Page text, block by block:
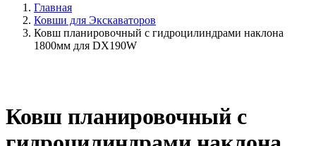
Главная
Ковши для Экскаваторов
Ковш планировочный с гидроцилиндрами наклона
1800мм для DX190W
Ковш планировочный с